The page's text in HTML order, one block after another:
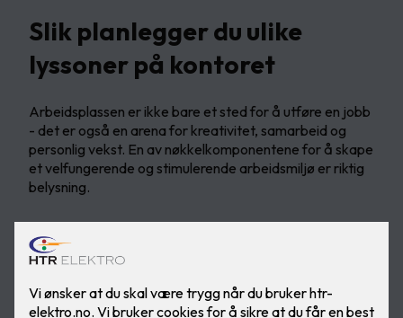
Slik planlegger du ulike
lyssoner på kontoret
Arbeidsplassen er ikke bare et sted for å utføre en jobb
- det er også en arena for kreativitet, samarbeid og
personlig vekst. En av nøkkelkomponentene for å skape
et velfungerende og stimulerende arbeidsmiljø er riktig
belysning.